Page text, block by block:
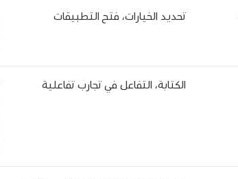
تحديد الخيارات، فتح التطبيقات
الكتابة، التفاعل في تجارب تفاعلية